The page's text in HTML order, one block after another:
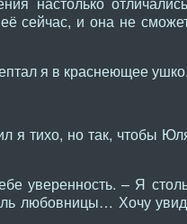
сейчас, и она не
я в краснеющее ушко.
я тихо, но так, чтобы
уверенность. – Я
любовницы… Хочу